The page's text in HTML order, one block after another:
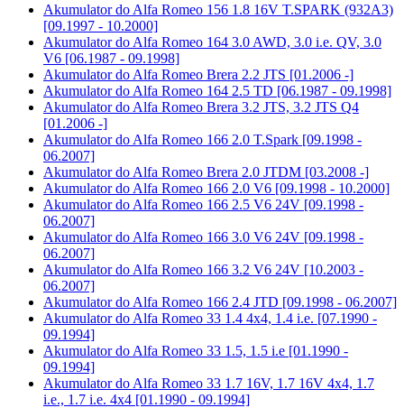
Akumulator do Alfa Romeo 156 1.8 16V T.SPARK (932A3)
[09.1997 - 10.2000]
Akumulator do Alfa Romeo 164 3.0 AWD, 3.0 i.e. QV, 3.0
V6 [06.1987 - 09.1998]
Akumulator do Alfa Romeo Brera 2.2 JTS [01.2006 -]
Akumulator do Alfa Romeo 164 2.5 TD [06.1987 - 09.1998]
Akumulator do Alfa Romeo Brera 3.2 JTS, 3.2 JTS Q4
[01.2006 -]
Akumulator do Alfa Romeo 166 2.0 T.Spark [09.1998 -
06.2007]
Akumulator do Alfa Romeo Brera 2.0 JTDM [03.2008 -]
Akumulator do Alfa Romeo 166 2.0 V6 [09.1998 - 10.2000]
Akumulator do Alfa Romeo 166 2.5 V6 24V [09.1998 -
06.2007]
Akumulator do Alfa Romeo 166 3.0 V6 24V [09.1998 -
06.2007]
Akumulator do Alfa Romeo 166 3.2 V6 24V [10.2003 -
06.2007]
Akumulator do Alfa Romeo 166 2.4 JTD [09.1998 - 06.2007]
Akumulator do Alfa Romeo 33 1.4 4x4, 1.4 i.e. [07.1990 -
09.1994]
Akumulator do Alfa Romeo 33 1.5, 1.5 i.e [01.1990 -
09.1994]
Akumulator do Alfa Romeo 33 1.7 16V, 1.7 16V 4x4, 1.7
i.e., 1.7 i.e. 4x4 [01.1990 - 09.1994]